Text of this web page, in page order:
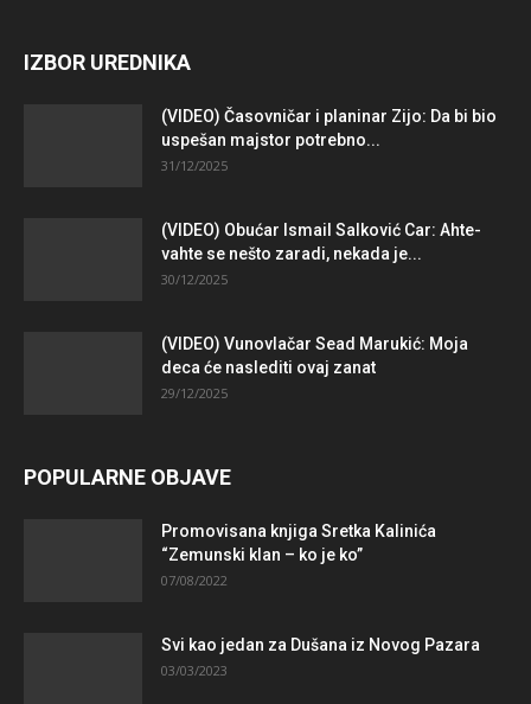
IZBOR UREDNIKA
(VIDEO) Časovničar i planinar Zijo: Da bi bio
uspešan majstor potrebno...
31/12/2025
(VIDEO) Obućar Ismail Salković Car: Ahte-
vahte se nešto zaradi, nekada je...
30/12/2025
(VIDEO) Vunovlačar Sead Marukić: Moja
deca će naslediti ovaj zanat
29/12/2025
POPULARNE OBJAVE
Promovisana knjiga Sretka Kalinića
“Zemunski klan – ko je ko”
07/08/2022
Svi kao jedan za Dušana iz Novog Pazara
03/03/2023